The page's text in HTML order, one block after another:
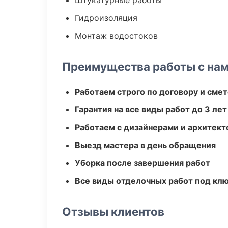
Гидроизоляция
Монтаж водостоков
Преимущества работы с
Работаем строго по договору и
Гарантия на все виды работ до 3 лет
Работаем с дизайнерами и
Выезд мастера в день обращения
Уборка после завершения работ
Все виды отделочных работ под
Отзывы клиентов